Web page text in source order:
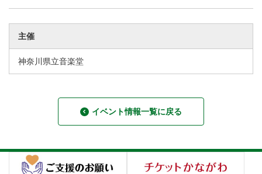
主催
神奈川県立音楽堂
イベント情報一覧に戻る